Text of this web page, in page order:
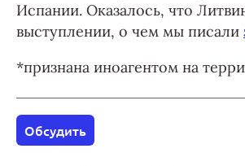
Испании. Оказалось, что
выступлении, о чем мы писали
*признана иноагентом на
Обсудить